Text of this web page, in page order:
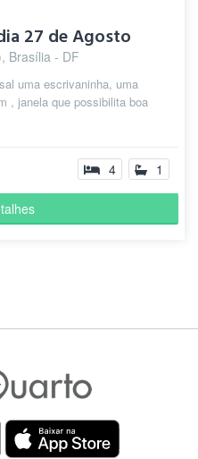
excelente perto de hospital
de ônibus e comércio em
é u.a cidade excelente para
27 de Agosto
Brasília - DF
uma escrivaninha, uma
, janela que possibilita boa
4 1